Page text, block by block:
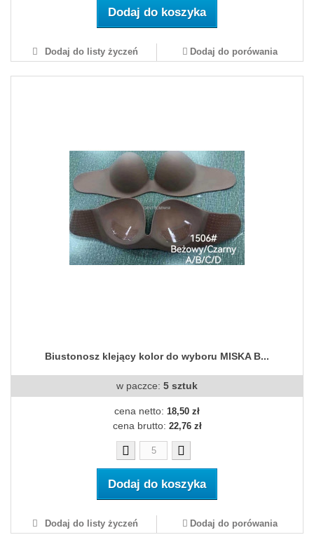
Dodaj do koszyka
Dodaj do listy życzeń Dodaj do porówania
Biustonosz klejący kolor do wyboru MISKA B...
w paczce: 5 sztuk
cena netto: 18,50 zł
cena brutto: 22,76 zł
Dodaj do koszyka
Dodaj do listy życzeń Dodaj do porówania